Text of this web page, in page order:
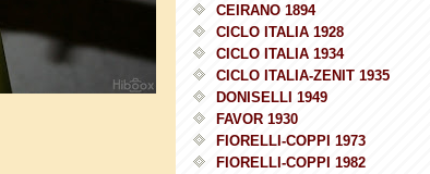
CEIRANO 1894
CICLO ITALIA 1928
CICLO ITALIA 1934
CICLO ITALIA-ZENIT 1935
DONISELLI 1949
FAVOR 1930
FIORELLI-COPPI 1973
FIORELLI-COPPI 1982